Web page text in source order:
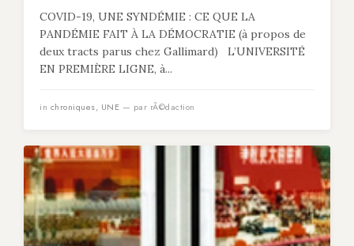
COVID-19, UNE SYNDÉMIE : CE QUE LA
PANDÉMIE FAIT À LA DÉMOCRATIE (à propos de
deux tracts parus chez Gallimard) L’UNIVERSITÉ
EN PREMIÈRE LIGNE, à...
in chroniques, UNE — par rÃ©daction